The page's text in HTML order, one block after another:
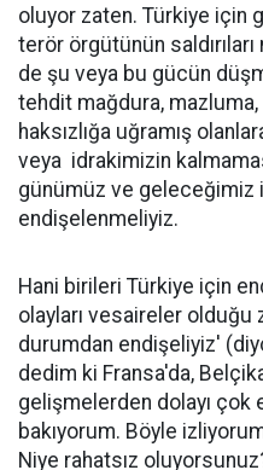
oluyor zaten. Türkiye için
terör örgütünün
de şu veya bu gücün
tehdit mağdura,
haksızlığa uğramış
veya idrakimizin
günümüz ve geleceğimiz
endişelenmeliyiz.
Hani birileri Türkiye için
olayları vesaireler olduğu
durumdan endişeliyiz'
dedim ki Fransa'da,
gelişmelerden dolayı çok
bakıyorum. Böyle
Niye rahatsız